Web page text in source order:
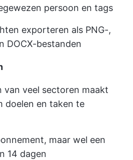
persoon en tags
exporteren als PNG-,
DOCX-bestanden
van veel sectoren maakt
doelen en taken te
maar wel een
14 dagen